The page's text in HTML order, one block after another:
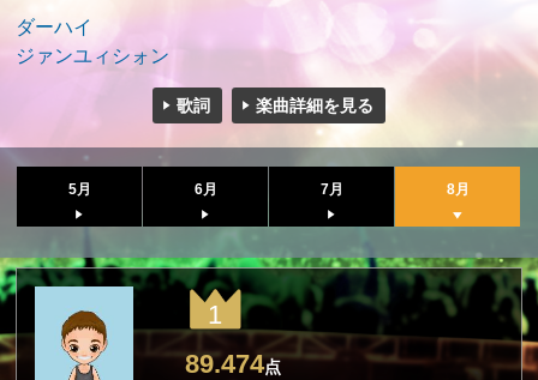
ダーハイ
ジァンユィシォン
歌詞 楽曲詳細を見る
5月 6月 7月 8月
1
89.474点